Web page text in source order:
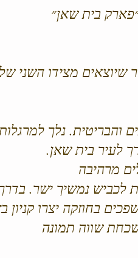
בית שאן״
שיוצאים מצידו השני
נלך
לעיר בית שאן.
מרהיבה
בחוזקה יצרו קניון
שווה תמונה